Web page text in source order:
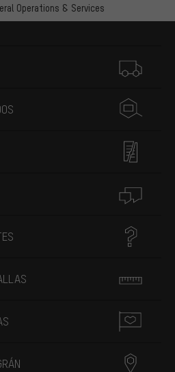
Operations & Services